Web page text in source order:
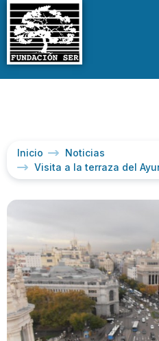
Inicio
Noticias
Visita a la terraza del